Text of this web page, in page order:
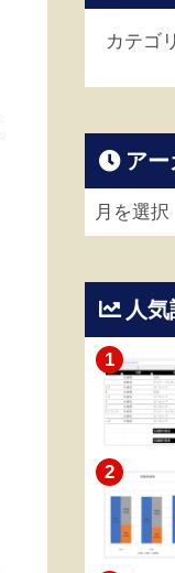
ア
人
1
2